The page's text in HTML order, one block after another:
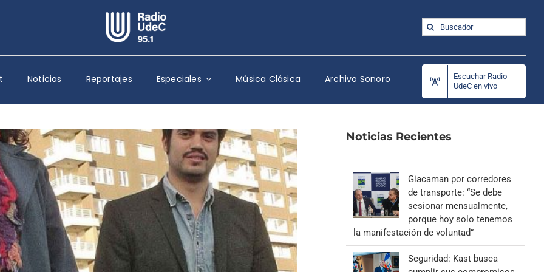
Escuchar Radio UdeC en vivo
Quiénes Somos
Programación
Podcast
Noticias
Reportajes
Columnas
Música Clásica
Especiales
Buscar:
Noticias Reportajes Especiales Música Clásica Archivo Sonoro
Escuchar Radio
UdeC en vivo
Noticias Recientes
Giacaman por corredores
de transporte: “Se debe
sesionar mensualmente,
porque hoy solo tenemos
la manifestación de voluntad”
Seguridad: Kast busca